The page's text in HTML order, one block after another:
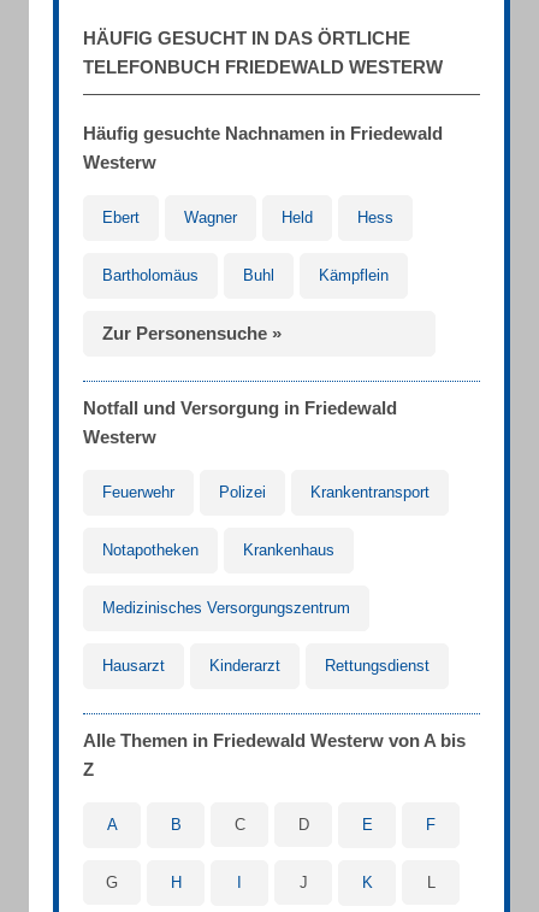
HÄUFIG GESUCHT IN DAS ÖRTLICHE
TELEFONBUCH FRIEDEWALD WESTERW
Häufig gesuchte Nachnamen in Friedewald
Westerw
Ebert Wagner Held Hess
Bartholomäus Buhl Kämpflein
Zur Personensuche »
Notfall und Versorgung in Friedewald
Westerw
Feuerwehr Polizei Krankentransport
Notapotheken Krankenhaus
Medizinisches Versorgungszentrum
Hausarzt Kinderarzt Rettungsdienst
Alle Themen in Friedewald Westerw von A bis
Z
A B C D E F
G H J K L